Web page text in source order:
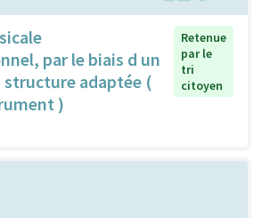
par le biais d un
structure adaptée (
)
Retenue
par le
tri
citoyen